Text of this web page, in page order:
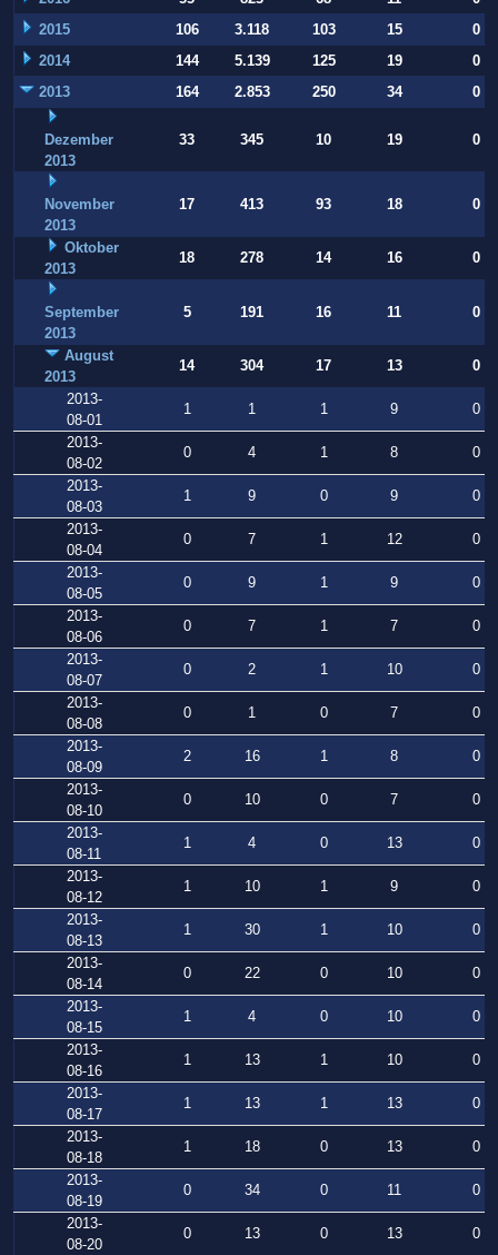
2015
106 3.118 103 15
0
2014
144 5.139 125 19
0
2013
164 2.853 250 34 0
Dezember
2013
33 345 10 19 0
November
2013
17 413 93 18 0
Oktober
2013
18 278 14 16 0
September
2013
5 191 16 11 0
August
2013
14 304 17 13
0
2013-
08-01
1 1 1 9
0
2013-
08-02
0 4 1 8
0
2013-
08-03
1 9 0 9
0
2013-
08-04
0 7 1 12
0
2013-
08-05
0 9 1 9
0
2013-
08-06
0 7 1 7
0
2013-
08-07
0 2 1 10
0
2013-
08-08
0 1 0 7
0
2013-
08-09
2 16 1 8
0
2013-
08-10
0 10 0 7
0
2013-
08-11
1 4 0 13
0
2013-
08-12
1 10 1 9
0
2013-
08-13
1 30 1 10
0
2013-
08-14
0 22 0 10
0
2013-
08-15
1 4 0 10
0
2013-
08-16
1 13 1 10
0
2013-
08-17
1 13 1 13
0
2013-
08-18
1 18 0 13
0
2013-
08-19
0 34 0 11
0
2013-
08-20
0 13 0 13
0